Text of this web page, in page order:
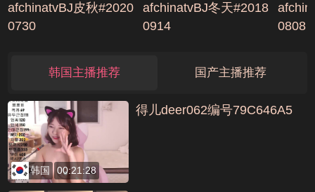
afchinatvBJ皮秋#2020
0730
afchinatvBJ冬天#2018
0914
0808
韩国主播推荐 国产主播推荐
韩国 00:21:28
得儿deer062编号79C646A5